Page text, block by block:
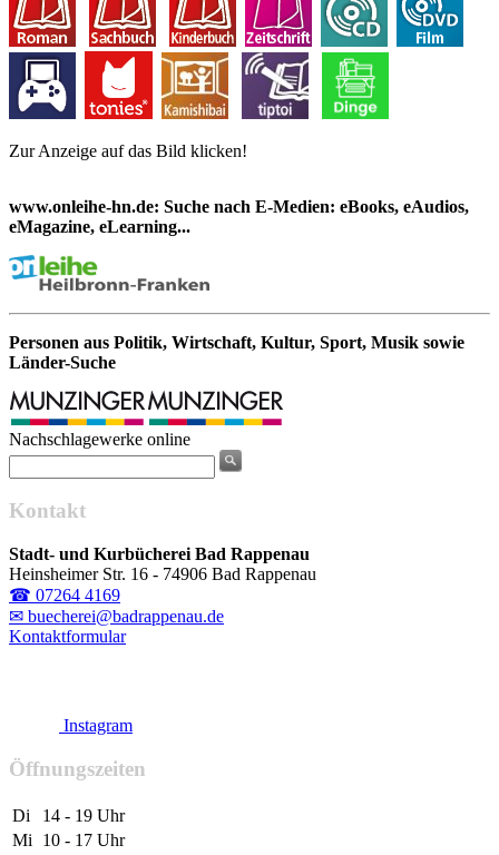
Zur Anzeige auf das Bild klicken!
www.onleihe-hn.de: Suche nach E-Medien: eBooks, eAudios,
eMagazine, eLearning...
Personen aus Politik, Wirtschaft, Kultur, Sport, Musik sowie
Länder-Suche
Nachschlagewerke online
Kontakt
Stadt- und Kurbücherei Bad Rappenau
Heinsheimer Str. 16 - 74906 Bad Rappenau
☎ 07264 4169
✉ buecherei@badrappenau.de
Kontaktformular
Instagram
Öffnungszeiten
Di
14 - 19 Uhr
Mi
10 - 17 Uhr